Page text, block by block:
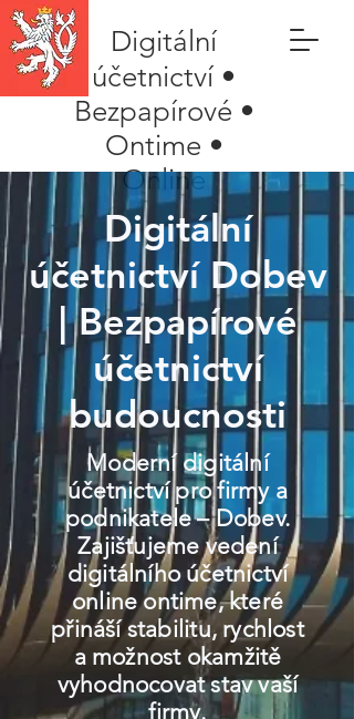
Digitální
účetnictví •
Bezpapírové •
Ontime •
Online
Digitální
účetnictví Dobev
| Bezpapírové
účetnictví
budoucnosti
Moderní digitální
účetnictví pro firmy a
podnikatele – Dobev.
Zajišťujeme vedení
digitálního účetnictví
online ontime, které
přináší stabilitu, rychlost
a možnost okamžitě
vyhodnocovat stav vaší
firmy.